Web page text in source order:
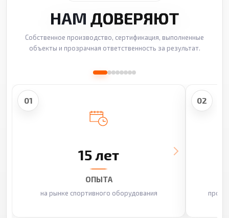
НАМ ДОВЕРЯЮТ
Собственное производство, сертификация, выполненные
объекты и прозрачная ответственность за результат.
01
15 лет
ОПЫТА
на рынке спортивного оборудования
02